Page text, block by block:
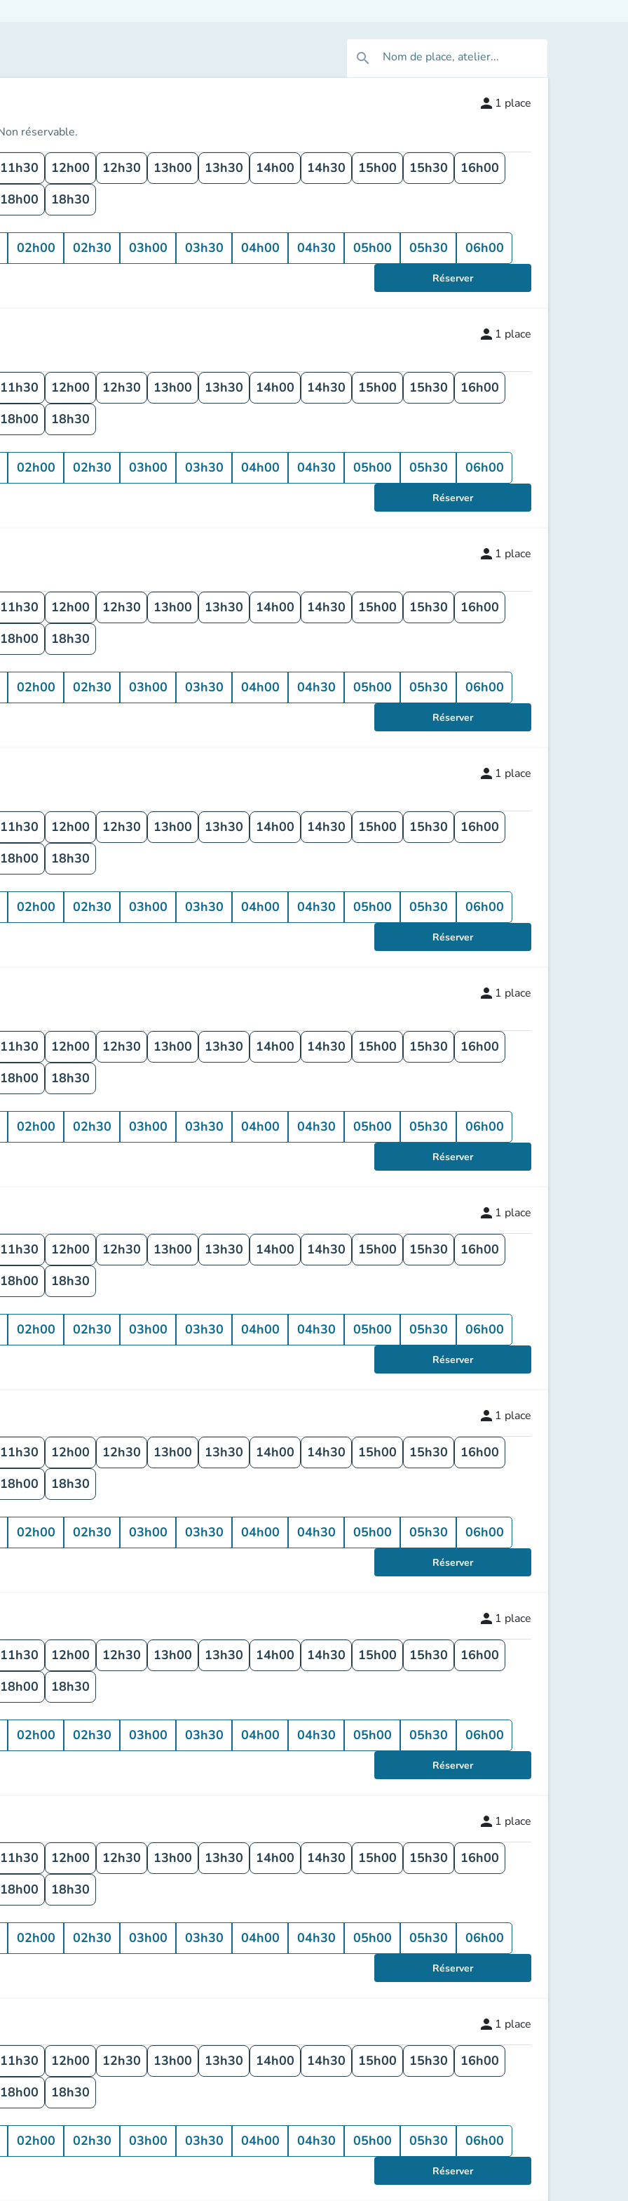
search Nom de place, atelier...
réservable.
person 1 place
11h30 12h00 12h30 13h00 13h30 14h00 14h30 15h00 15h30
16h00
18h00 18h30
02h00 02h30 03h00 03h30 04h00 04h30 05h00 05h30 06h00
Réserver
person 1 place
11h30 12h00 12h30 13h00 13h30 14h00 14h30 15h00 15h30
16h00
18h00 18h30
02h00 02h30 03h00 03h30 04h00 04h30 05h00 05h30 06h00
Réserver
person 1 place
11h30 12h00 12h30 13h00 13h30 14h00 14h30 15h00 15h30
16h00
18h00 18h30
02h00 02h30 03h00 03h30 04h00 04h30 05h00 05h30 06h00
Réserver
person 1 place
11h30 12h00 12h30 13h00 13h30 14h00 14h30 15h00 15h30
16h00
18h00 18h30
02h00 02h30 03h00 03h30 04h00 04h30 05h00 05h30 06h00
Réserver
person 1 place
11h30 12h00 12h30 13h00 13h30 14h00 14h30 15h00 15h30
16h00
18h00 18h30
02h00 02h30 03h00 03h30 04h00 04h30 05h00 05h30 06h00
Réserver
person 1 place
11h30 12h00 12h30 13h00 13h30 14h00 14h30 15h00 15h30
16h00
18h00 18h30
02h00 02h30 03h00 03h30 04h00 04h30 05h00 05h30 06h00
Réserver
person 1 place
11h30 12h00 12h30 13h00 13h30 14h00 14h30 15h00 15h30
16h00
18h00 18h30
02h00 02h30 03h00 03h30 04h00 04h30 05h00 05h30 06h00
Réserver
person 1 place
11h30 12h00 12h30 13h00 13h30 14h00 14h30 15h00 15h30
16h00
18h00 18h30
02h00 02h30 03h00 03h30 04h00 04h30 05h00 05h30 06h00
Réserver
person 1 place
11h30 12h00 12h30 13h00 13h30 14h00 14h30 15h00 15h30
16h00
18h00 18h30
02h00 02h30 03h00 03h30 04h00 04h30 05h00 05h30 06h00
Réserver
person 1 place
11h30 12h00 12h30 13h00 13h30 14h00 14h30 15h00 15h30
16h00
18h00 18h30
02h00 02h30 03h00 03h30 04h00 04h30 05h00 05h30 06h00
Réserver